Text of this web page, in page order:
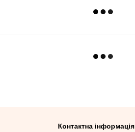
Контактна інформація